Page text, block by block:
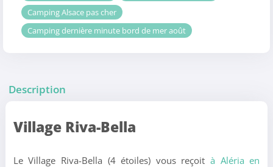
Camping Alsace pas cher
Camping dernière minute bord de mer août
Description
Village Riva-Bella
Le Village Riva-Bella (4 étoiles) vous reçoit à Aléria en